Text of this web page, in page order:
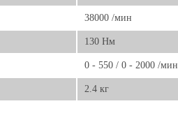
38000 /мин
130 Нм
0 - 550 / 0 - 2000 /мин
2.4 кг